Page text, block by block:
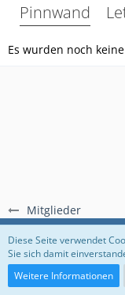
Mitglieder
Pinnwand
Es wurden noch
Regeln
Diese Seite verwendet
Sie sich damit
Weitere Informationen